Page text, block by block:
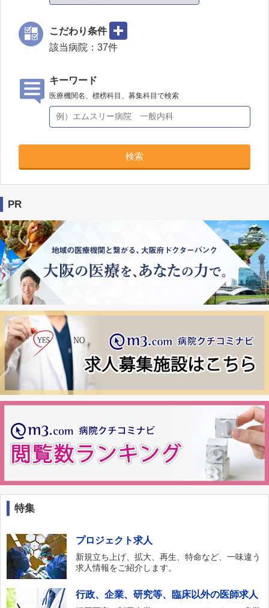
こだわり条件
該当病院： 37件
キーワード
医療機関名、標榜科目、募集科目で検索
検索
PR
特集
プロジェクト求人
新規立ち上げ、拡大、再生、特命など、一味違う
求人情報をご紹介します。
行政、企業、研究等、臨床以外の医師求人